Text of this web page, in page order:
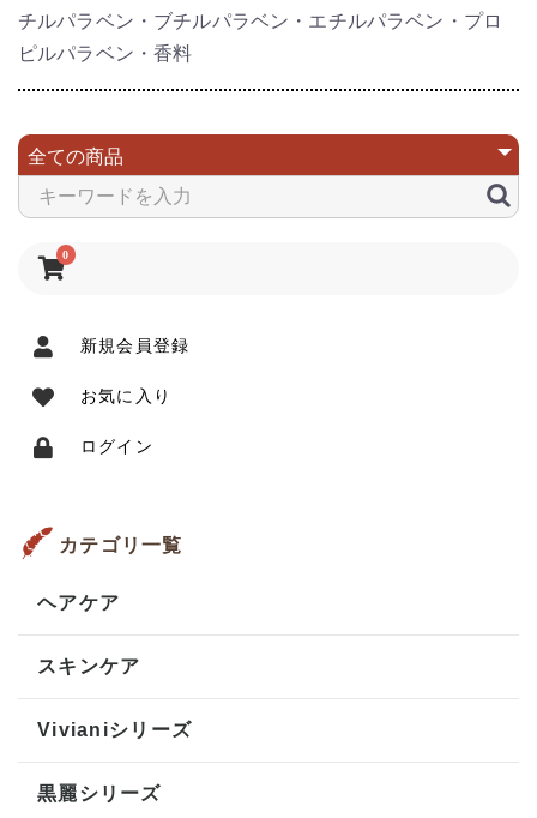
0
新規会員登録
お気に入り
ログイン
カテゴリ一覧
ヘアケア
スキンケア
Vivianiシリーズ
黒麗シリーズ
チルパラベン・ブチルパラベン・エチルパラベン・プロ
ピルパラベン・香料